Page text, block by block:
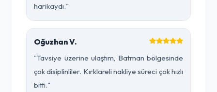
harikaydı."
Oğuzhan V.
"Tavsiye üzerine ulaştım, Batman bölgesinde
çok disiplinliler. Kırklareli nakliye süreci çok hızlı
bitti."